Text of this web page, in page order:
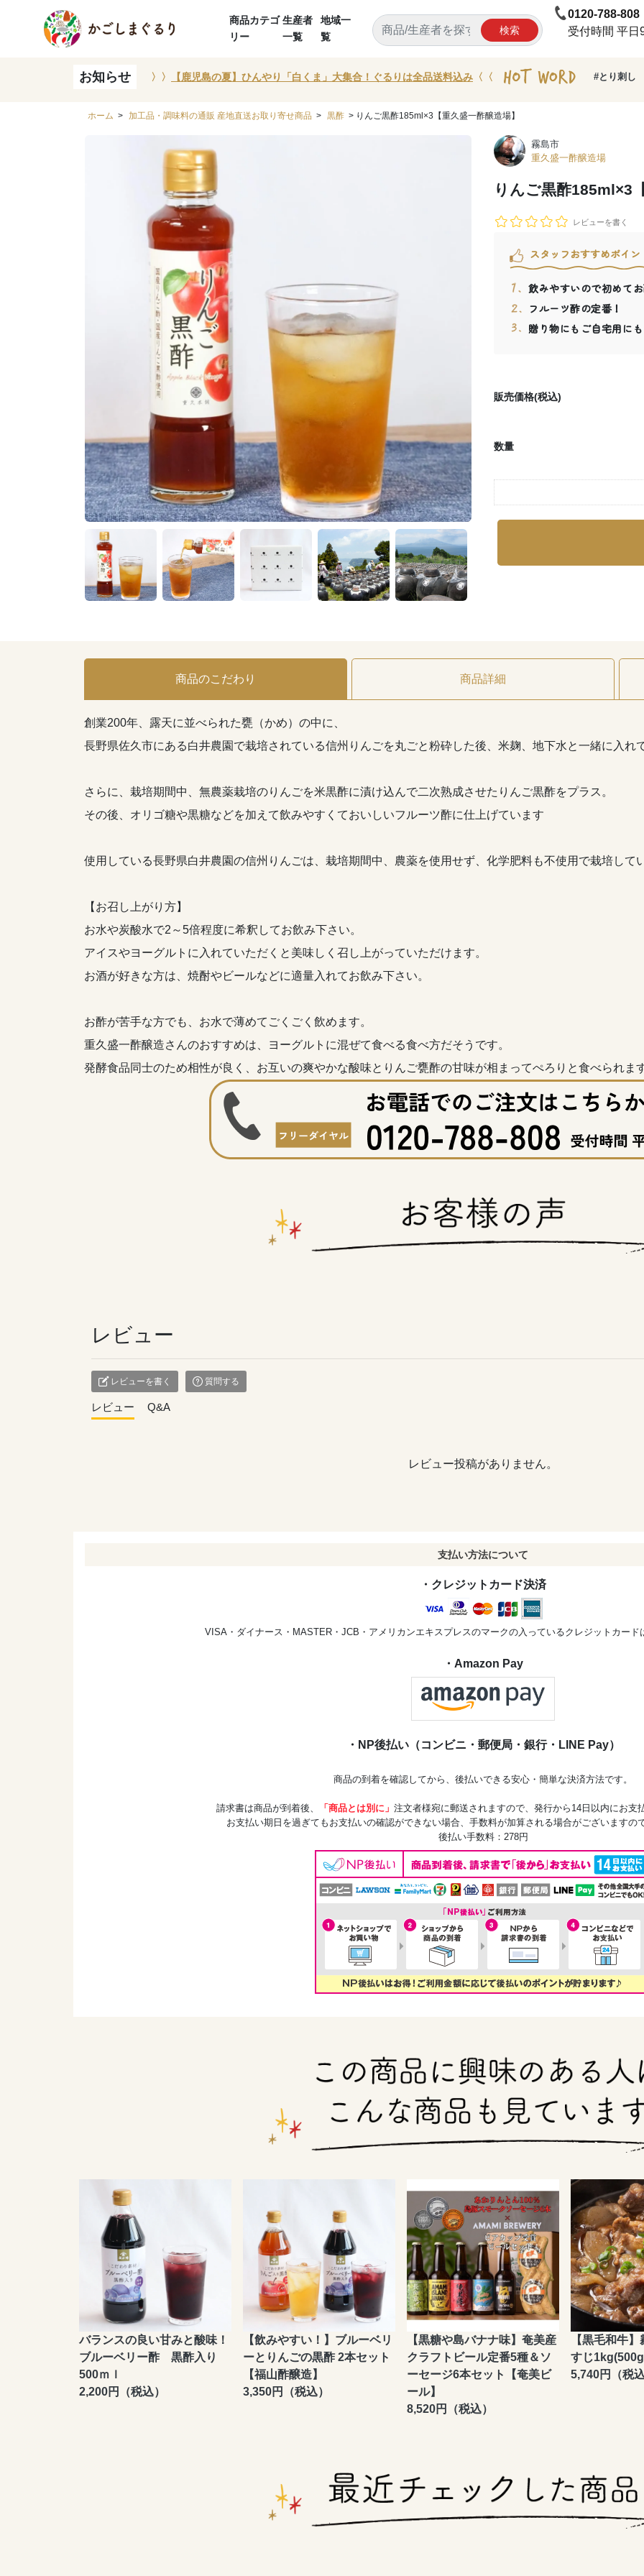
商品カテゴ
リー
生産者
一覧
地域一
覧
検索
0120-788-808
受付時間 平日
お知らせ 〉〉 【鹿児島の夏】ひんやり「白くま」大集合！ぐるりは全品送料込み 〈〈 #とり刺し
ホーム > 加工品・調味料の通販 産地直送お取り寄せ商品 > 黒酢 > りんご黒酢185ml×3【重久盛一酢醸造場】
霧島市
重久盛一酢醸造場
りんご黒酢185ml×3
レビューを書く
スタッフおすすめポイン
飲みやすいので初めて
フルーツ酢の定番！
贈り物にもご自宅用にも
販売価格(税込)
数量
商品のこだわり 商品詳細
創業200年、露天に並べられた甕（かめ）の中に、
長野県佐久市にある白井農園で栽培されている信州りんごを丸ごと粉砕した後、米麹、地下水と一緒に入れ
さらに、栽培期間中、無農薬栽培のりんごを米黒酢に漬け込んで二次熟成させたりんご黒酢をプラス。
その後、オリゴ糖や黒糖などを加えて飲みやすくておいしいフルーツ酢に仕上げています
使用している長野県白井農園の信州りんごは、栽培期間中、農薬を使用せず、化学肥料も不使用で栽培して
【お召し上がり方】
お水や炭酸水で2～5倍程度に希釈してお飲み下さい。
アイスやヨーグルトに入れていただくと美味しく召し上がっていただけます。
お酒が好きな方は、焼酎やビールなどに適量入れてお飲み下さい。
お酢が苦手な方でも、お水で薄めてごくごく飲めます。
重久盛一酢醸造さんのおすすめは、ヨーグルトに混ぜて食べる食べ方だそうです。
発酵食品同士のため相性が良く、お互いの爽やかな酸味とりんご甕酢の甘味が相まってぺろりと食べられま
レビュー
レビューを書く 質問する
レビュー Q&A
レビュー投稿がありません。
支払い方法について
・クレジットカード決済
VISA・ダイナース・MASTER・JCB・アメリカンエキスプレスのマークの入っているクレジットカード
・Amazon Pay
・NP後払い（コンビニ・郵便局・銀行・LINE Pay）
商品の到着を確認してから、後払いできる安心・簡単な決済方法です。
請求書は商品が到着後、 「商品とは別に」 注文者様宛に郵送されますので、発行から14日以内にお支
お支払い期日を過ぎてもお支払いの確認ができない場合、手数料が加算される場合がございますの
後払い手数料：278円
バランスの良い甘みと酸味！
ブルーベリー酢 黒酢入り
500ｍｌ
2,200円（税込）
【飲みやすい！】ブルーベリ
ーとりんごの黒酢 2本セット
【福山酢醸造】
3,350円（税込）
【黒糖や島バナナ味】奄美産
クラフトビール定番5種＆ソ
ーセージ6本セット【奄美ビ
ール】
8,520円（税込）
【黒毛和牛
すじ
5,740円（税